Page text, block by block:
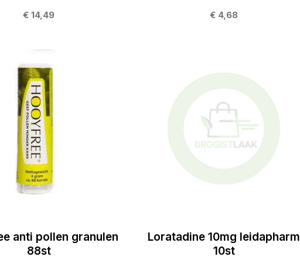
€ 14,49 € 4,68
anti pollen granulen
88st
Loratadine 10mg leidapharm
10st